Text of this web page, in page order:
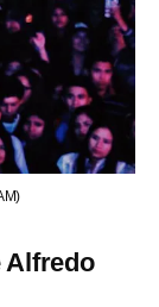
Alfredo